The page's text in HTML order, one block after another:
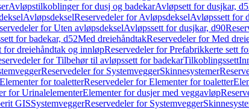
Avløpstilkoblinger for dusj og badekarAvløpsett for dusjkar,
AvløpsdekselReservedeler for AvløpsdekselAvløpssett for
for Uten avløpsdekselAvløpssett for dusjkar, d90
for badekar, d52Med dreiehåndtakReservedeler for Med
for dreiehåndtak og innløpReservedeler for Prefabrikkerte sett
for Tilbehør til avløpssett for badekarTilkoblingssett
Reservedeler for SystemveggerSkinnesystemer
Elementer for toaletterReservedeler for Elementer for toaletter
for UrinalelementerElementer for dusjer med veggavløp
GISSystemveggerReservedeler for Systemvegger